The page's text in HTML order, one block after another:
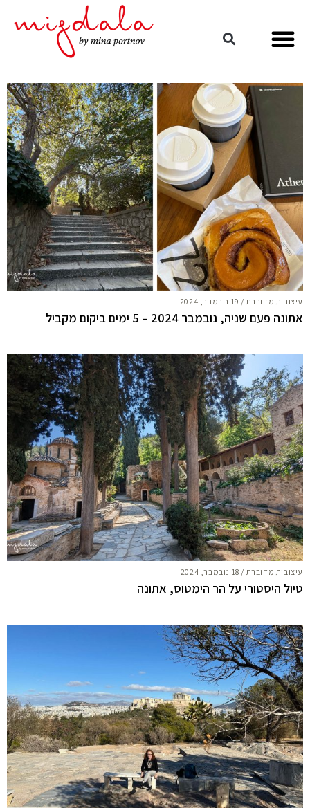
עיצובית מדוברת / 19 נובמבר, 2024
אתונה פעם שניה, נובמבר 2024 – 5 ימים ביקום מקביל
עיצובית מדוברת / 18 נובמבר, 2024
טיול היסטורי על הר הימטוס, אתונה